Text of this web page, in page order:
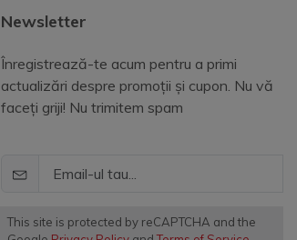
Newsletter
Înregistrează-te acum pentru a primi
actualizări despre promoții și cupon. Nu vă
faceți griji! Nu trimitem spam
This site is protected by reCAPTCHA and the